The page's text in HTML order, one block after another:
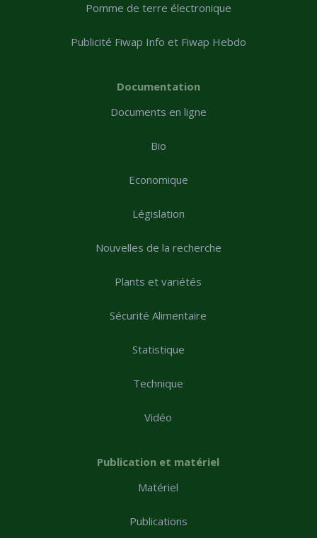
Pomme de terre électronique
Publicité Fiwap Info et Fiwap Hebdo
Documentation
Documents en ligne
Bio
Economique
Législation
Nouvelles de la recherche
Plants et variétés
Sécurité Alimentaire
Statistique
Technique
Vidéo
Publication et matériel
Matériel
Publications